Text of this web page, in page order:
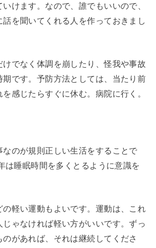
けます。なので、誰でもいいので、
を聞いてくれる人を作っておきまし
けでなく体調を崩したり、怪我や事故
期です。予防方法としては、当たり前
感じたらすぐに休む。病院に行く。
なのが規則正しい生活をすることで
は睡眠時間を多くとるように意識を
の軽い運動もよいです。運動は、これ
じゃなければ軽い方がいいです。ずっ
のがあれば、それは継続してくださ